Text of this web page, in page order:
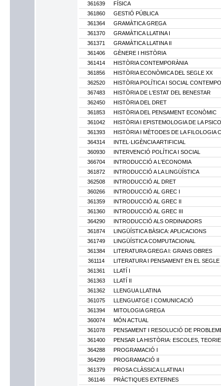
361639
FÍSICA
361860
GESTIÓ PÚBLICA
361364
GRAMÀTICA GREGA
361370
GRAMÀTICA LLATINA I
361371
GRAMÀTICA LLATINA II
361406
GÈNERE I HISTÒRIA
361414
HISTÒRIA CONTEMPORÀNIA
361856
HISTÒRIA ECONÒMICA DEL SEGLE XX
362520
HISTÒRIA POLÍTICA I SOCIAL
367483
HISTÒRIA DE L'ESTAT DEL BENESTAR
362450
HISTÒRIA DEL DRET
361853
HISTÒRIA DEL PENSAMENT ECONÒMIC
361042
HISTÒRIA I EPISTEMOLOGIA DE LA
361393
HISTÒRIA I MÈTODES DE LA FILOLOGIA
364314
INTEL·LIGÈNCIA ARTIFICIAL
360930
INTERVENCIÓ POLÍTICA I SOCIAL
366704
INTRODUCCIÓ A L'ECONOMIA
361872
INTRODUCCIÓ A LA LINGÜÍSTICA
362508
INTRODUCCIÓ AL DRET
360266
INTRODUCCIÓ AL GREC I
361359
INTRODUCCIÓ AL GREC II
361360
INTRODUCCIÓ AL GREC III
364290
INTRODUCCIÓ ALS ORDINADORS
361874
LINGÜÍSTICA BÀSICA: APLICACIONS
361749
LINGÜÍSTICA COMPUTACIONAL
361384
LITERATURA GREGA I: GRANS OBRES
361114
LITERATURA I PENSAMENT EN EL SEGLE
361361
LLATÍ I
361363
LLATÍ II
361362
LLENGUA LLATINA
361075
LLENGUATGE I COMUNICACIÓ
361394
MITOLOGIA GREGA
360074
MÓN ACTUAL
361078
PENSAMENT I RESOLUCIÓ DE
361400
PENSAR LA HISTÒRIA: ESCOLES,
364288
PROGRAMACIÓ I
364299
PROGRAMACIÓ II
361379
PROSA CLÀSSICA LLATINA I
361146
PRÀCTIQUES EXTERNES